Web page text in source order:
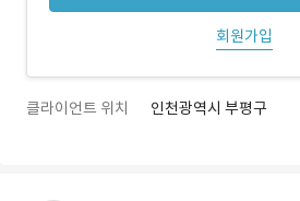
회원가입
클라이언트 위치 인천광역시 부평구